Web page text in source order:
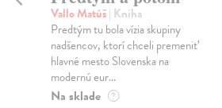
Vallo Matúš| Kniha
Predtým tu bola vízia skupiny
nadšencov, ktorí chceli premeniť
hlavné mesto Slovenska na
modernú eur...
Na sklade ?